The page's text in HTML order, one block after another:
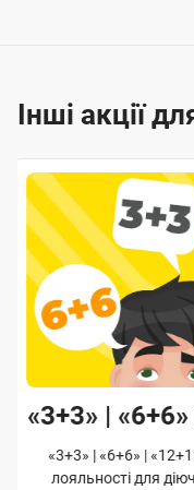
Інші акції
«3+3» |
«3+3» | «6+6» |
лояльності для